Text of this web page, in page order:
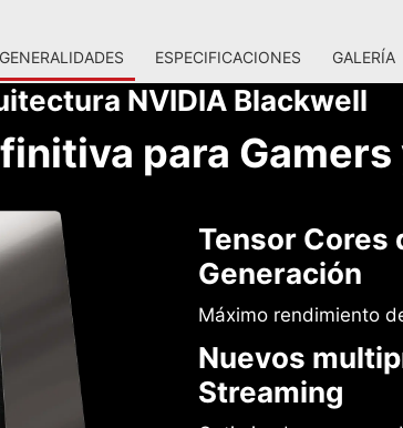
GENERALIDADES ESPECIFICACIONES GALERÍA
NVIDIA Blackwell
para
Tensor Cores
Generación
Máximo rendimiento
Nuevos
Streaming